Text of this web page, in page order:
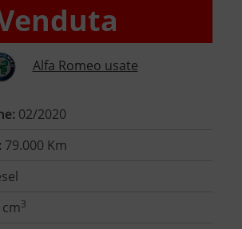
Alfa Romeo usate
02/2020
79.000 Km
3